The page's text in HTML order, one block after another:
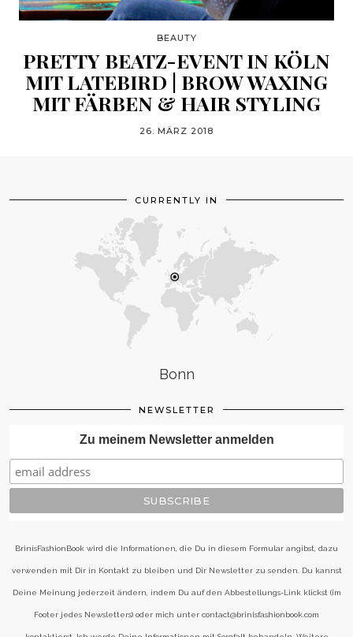
BEAUTY
PRETTY BEATZ-EVENT IN KÖLN
MIT LATEBIRD | BROW WAXING
MIT FÄRBEN & HAIR STYLING
26. MÄRZ 2018
CURRENTLY IN
Bonn
NEWSLETTER
Zu meinem Newsletter anmelden
BrinisFashionBook wird die Informationen, die Du in diesem Formular angibst, dazu
verwenden mit Dir in Kontakt zu bleiben und Dir Newsletter zu senden. Du kannst
Deine Meinung jederzeit ändern, indem Du auf den Abbestellungs-Link klickst (im
Footer jedes Newsletters) oder mich unter contact@brinisfashionbook.com